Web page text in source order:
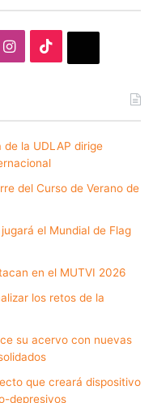
Instagram
la UDLAP dirige
del Curso de Verano de
el Mundial de Flag
en el MUTVI 2026
los retos de la
su acervo con nuevas
que creará dispositivo
depresivos